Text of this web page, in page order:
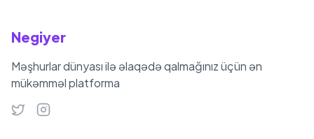
Negiyer
Məşhurlar dünyası ilə əlaqədə qalmağınız üçün ən
mükəmməl platforma